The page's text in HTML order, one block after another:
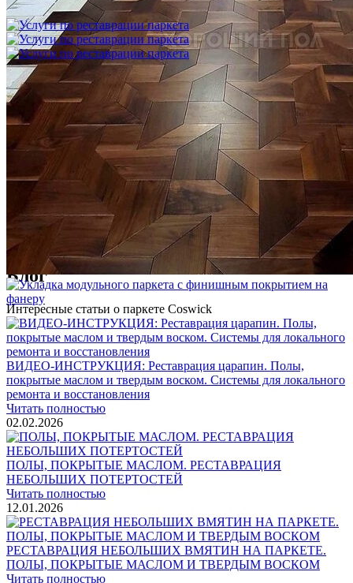
3 600 ₽
Услуги по реставрации паркета
1 500 ₽
Блог
Интересные статьи о паркете Coswick
ВИДЕО-ИНСТРУКЦИЯ: Реставрация царапин. Полы,
покрытые маслом и твердым воском. Системы для локального
ремонта и восстановления
Читать полностью
02.02.2026
ПОЛЫ, ПОКРЫТЫЕ МАСЛОМ. РЕСТАВРАЦИЯ
НЕБОЛЬШИХ ПОТЕРТОСТЕЙ
Читать полностью
12.01.2026
РЕСТАВРАЦИЯ НЕБОЛЬШИХ ВМЯТИН НА ПАРКЕТЕ.
ПОЛЫ, ПОКРЫТЫЕ МАСЛОМ И ТВЕРДЫМ ВОСКОМ
Читать полностью